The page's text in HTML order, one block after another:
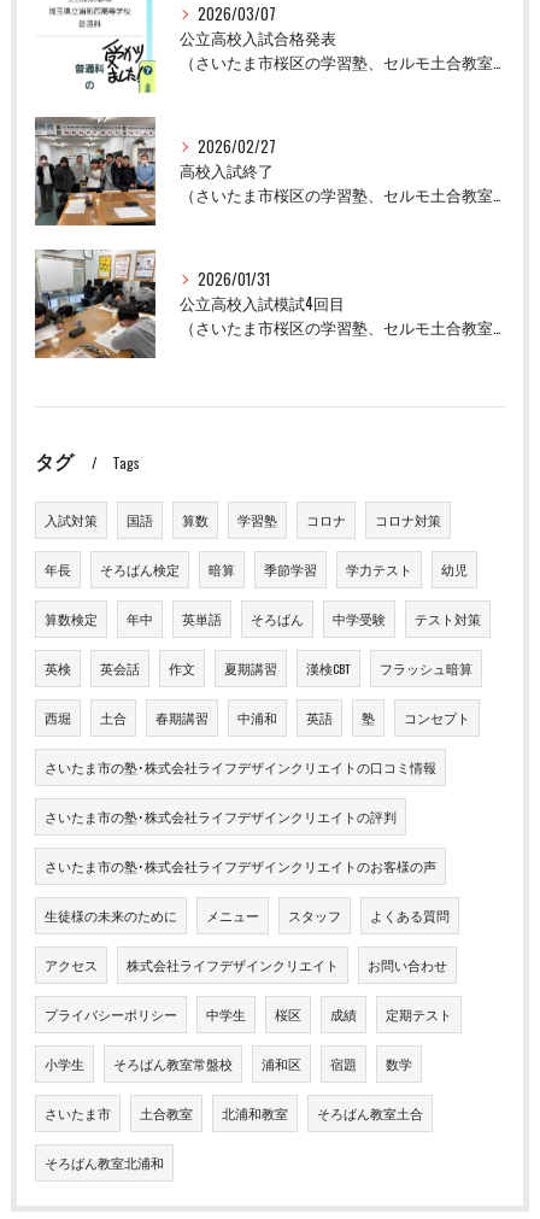
2026/03/07
公立高校入試合格発表
（さいたま市桜区の学習塾、セルモ土合教室）
2026/02/27
高校入試終了
（さいたま市桜区の学習塾、セルモ土合教室）
2026/01/31
公立高校入試模試4回目
（さいたま市桜区の学習塾、セルモ土合教室）
タグ Tags
入試対策 国語 算数 学習塾 コロナ コロナ対策
年長 そろばん検定 暗算 季節学習 学力テスト 幼児
算数検定 年中 英単語 そろばん 中学受験 テスト対策
英検 英会話 作文 夏期講習 漢検CBT フラッシュ暗算
西堀 土合 春期講習 中浦和 英語 塾 コンセプト
さいたま市の塾･株式会社ライフデザインクリエイトの口コミ情報
さいたま市の塾･株式会社ライフデザインクリエイトの評判
さいたま市の塾･株式会社ライフデザインクリエイトのお客様の声
生徒様の未来のために メニュー スタッフ よくある質問
アクセス 株式会社ライフデザインクリエイト お問い合わせ
プライバシーポリシー 中学生 桜区 成績 定期テスト
小学生 そろばん教室常盤校 浦和区 宿題 数学
さいたま市 土合教室 北浦和教室 そろばん教室土合
そろばん教室北浦和